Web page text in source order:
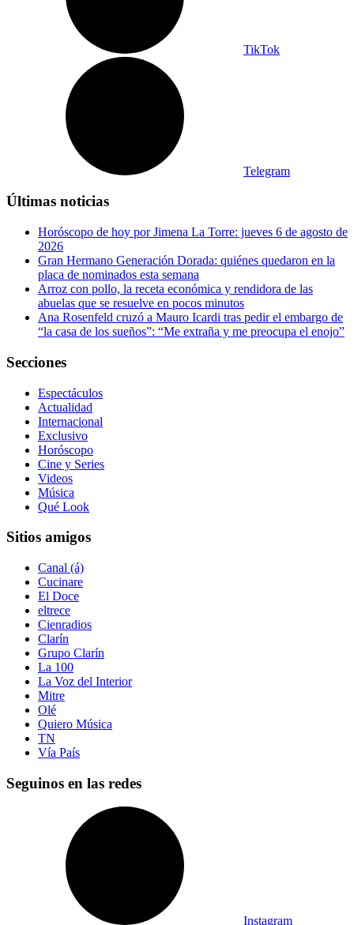
TikTok
Telegram
Últimas noticias
Horóscopo de hoy por Jimena La Torre: jueves 6 de agosto de
2026
Gran Hermano Generación Dorada: quiénes quedaron en la
placa de nominados esta semana
Arroz con pollo, la receta económica y rendidora de las
abuelas que se resuelve en pocos minutos
Ana Rosenfeld cruzó a Mauro Icardi tras pedir el embargo de
“la casa de los sueños”: “Me extraña y me preocupa el enojo”
Secciones
Espectáculos
Actualidad
Internacional
Exclusivo
Horóscopo
Cine y Series
Videos
Música
Qué Look
Sitios amigos
Canal (á)
Cucinare
El Doce
eltrece
Cienradios
Clarín
Grupo Clarín
La 100
La Voz del Interior
Mitre
Olé
Quiero Música
TN
Vía País
Seguinos en las redes
Instagram